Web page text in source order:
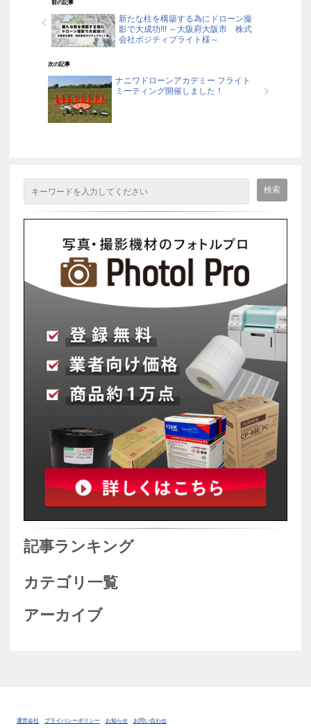
前の記事
新たな柱を構築する為にドローン撮
影で大成功!!! ～大阪府大阪市 株式
会社ポジティブライト様～
次の記事
ナニワドローンアカデミー フライト
ミーティング開催しました！
記事ランキング
カテゴリ一覧
アーカイブ
運営会社 プライバシーポリシー お知らせ お問い合わせ